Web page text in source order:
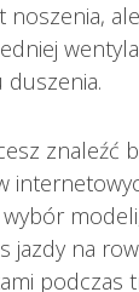
noszenia,
duszenia.
znaleźć
jazdy na
podczas